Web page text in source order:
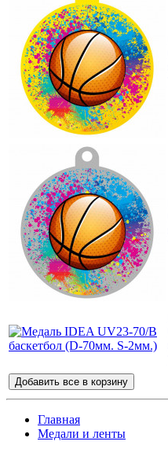
Добавить все в корзину
Главная
Медали и ленты